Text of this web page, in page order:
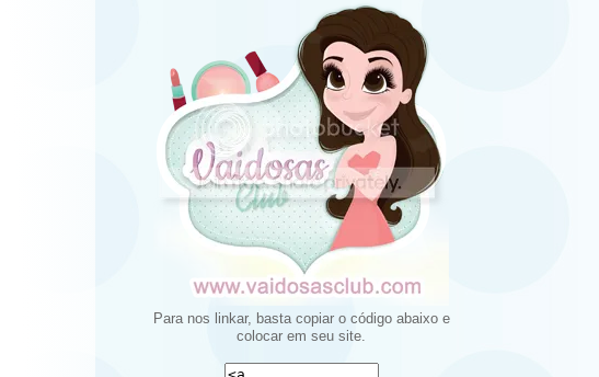
Para nos linkar, basta copiar o código abaixo e
colocar em seu site.